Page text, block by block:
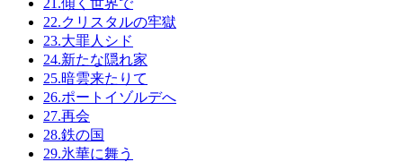
21.傾く世界で
22.クリスタルの牢獄
23.大罪人シド
24.新たな隠れ家
25.暗雲来たりて
26.ポートイゾルデへ
27.再会
28.鉄の国
29.氷華に舞う